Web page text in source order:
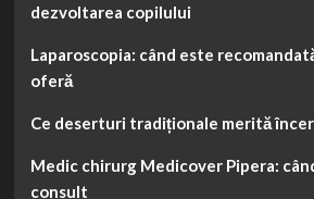
dezvoltarea copilului
Laparoscopia: când este
oferă
Ce deserturi tradiționale merită
Medic chirurg Medicover Pipera:
consult